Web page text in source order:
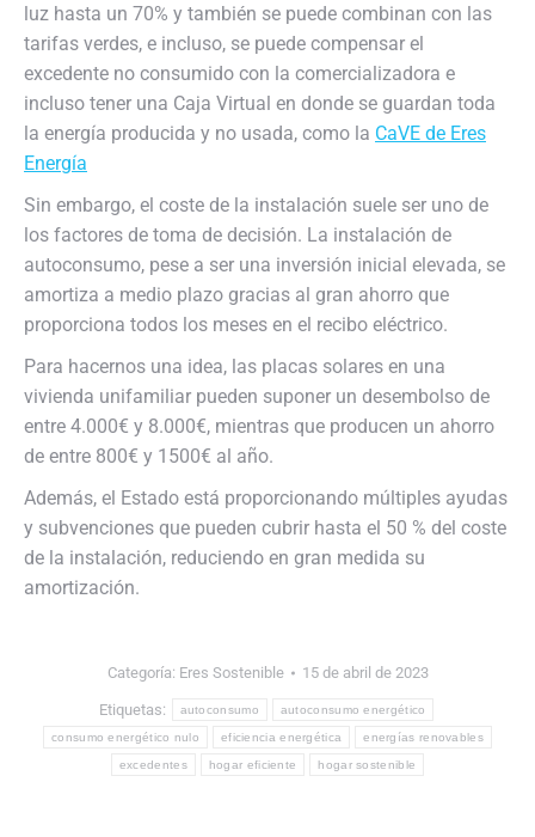
luz hasta un 70% y también se puede combinan con las
tarifas verdes, e incluso, se puede compensar el
excedente no consumido con la comercializadora e
incluso tener una Caja Virtual en donde se guardan toda
la energía producida y no usada, como la CaVE de Eres
Energía
Sin embargo, el coste de la instalación suele ser uno de
los factores de toma de decisión. La instalación de
autoconsumo, pese a ser una inversión inicial elevada, se
amortiza a medio plazo gracias al gran ahorro que
proporciona todos los meses en el recibo eléctrico.
Para hacernos una idea, las placas solares en una
vivienda unifamiliar pueden suponer un desembolso de
entre 4.000€ y 8.000€, mientras que producen un ahorro
de entre 800€ y 1500€ al año.
Además, el Estado está proporcionando múltiples ayudas
y subvenciones que pueden cubrir hasta el 50 % del coste
de la instalación, reduciendo en gran medida su
amortización.
Categoría: Eres Sostenible 15 de abril de 2023
Etiquetas: autoconsumo autoconsumo energético
consumo energético nulo eficiencia energética energías renovables
excedentes hogar eficiente hogar sostenible